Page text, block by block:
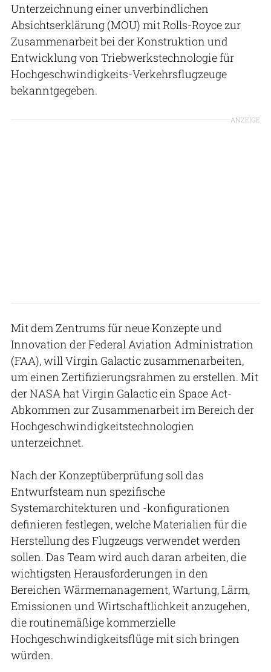
Unterzeichnung einer unverbindlichen
Absichtserklärung (MOU) mit Rolls-Royce zur
Zusammenarbeit bei der Konstruktion und
Entwicklung von Triebwerkstechnologie für
Hochgeschwindigkeits-Verkehrsflugzeuge
bekanntgegeben.
ANZEIGE
Mit dem Zentrums für neue Konzepte und
Innovation der Federal Aviation Administration
(FAA), will Virgin Galactic zusammenarbeiten,
um einen Zertifizierungsrahmen zu erstellen. Mit
der NASA hat Virgin Galactic ein Space Act-
Abkommen zur Zusammenarbeit im Bereich der
Hochgeschwindigkeitstechnologien
unterzeichnet.
Nach der Konzeptüberprüfung soll das
Entwurfsteam nun spezifische
Systemarchitekturen und -konfigurationen
definieren festlegen, welche Materialien für die
Herstellung des Flugzeugs verwendet werden
sollen. Das Team wird auch daran arbeiten, die
wichtigsten Herausforderungen in den
Bereichen Wärmemanagement, Wartung, Lärm,
Emissionen und Wirtschaftlichkeit anzugehen,
die routinemäßige kommerzielle
Hochgeschwindigkeitsflüge mit sich bringen
würden.